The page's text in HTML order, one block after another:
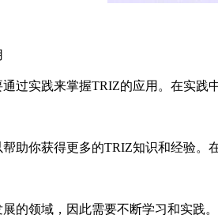
过实践来掌握TRIZ的应用。在实践
助你获得更多的TRIZ知识和经验。
的领域，因此需要不断学习和实践